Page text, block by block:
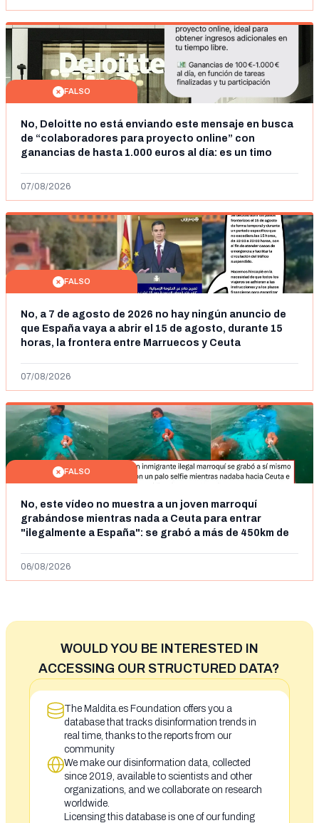
FALSO
No, Deloitte no está enviando este mensaje en busca
de “colaboradores para proyecto online” con
ganancias de hasta 1.000 euros al día: es un timo
07/08/2026
FALSO
No, a 7 de agosto de 2026 no hay ningún anuncio de
que España vaya a abrir el 15 de agosto, durante 15
horas, la frontera entre Marruecos y Ceuta
07/08/2026
FALSO
No, este vídeo no muestra a un joven marroquí
grabándose mientras nada a Ceuta para entrar
"ilegalmente a España": se grabó a más de 450km de
06/08/2026
WOULD YOU BE INTERESTED IN
ACCESSING OUR STRUCTURED DATA?
The Maldita.es Foundation offers you a
database that tracks disinformation trends in
real time, thanks to the reports from our
community
We make our disinformation data, collected
since 2019, available to scientists and other
organizations, and we collaborate on research
worldwide.
Licensing this database is one of our funding